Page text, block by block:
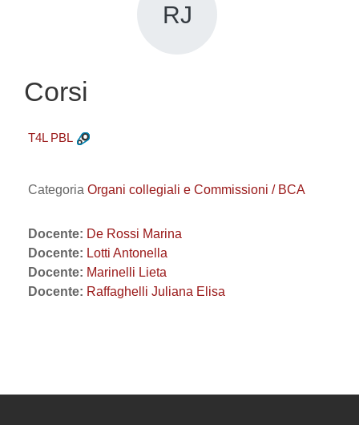
RJ
Corsi
T4L PBL
Categoria Organi collegiali e Commissioni / BCA
Docente: De Rossi Marina
Docente: Lotti Antonella
Docente: Marinelli Lieta
Docente: Raffaghelli Juliana Elisa